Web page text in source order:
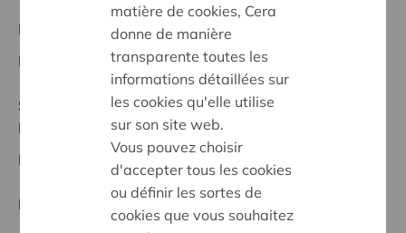
Projet régional
Date de début:16/10/2025
Statut:
Lokeren-Dendermonde
Date de décision:
16/10/2025
Décision:
matière de cookies, Cera
donne de manière
transparente toutes les
informations détaillées sur
les cookies qu'elle utilise
sur son site web.
Vous pouvez choisir
d'accepter tous les cookies
ou définir les sortes de
cookies que vous souhaitez